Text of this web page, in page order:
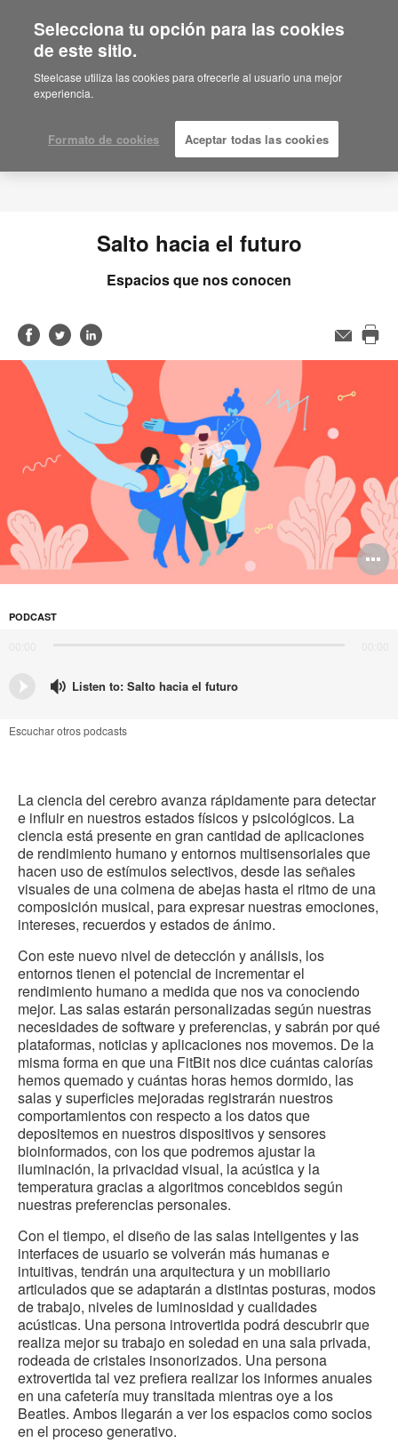
Salto hacia el futuro
Espacios que nos conocen
Compartir
en
Facebook
Compartir
en
Twitter
Compartir
en
Linked-
in
Email
PODCAST
Listen to: Salto hacia el futuro
Escuchar otros podcasts
La ciencia del cerebro avanza rápidamente para detectar
e influir en nuestros estados físicos y psicológicos. La
ciencia está presente en gran cantidad de aplicaciones
de rendimiento humano y entornos multisensoriales que
hacen uso de estímulos selectivos, desde las señales
visuales de una colmena de abejas hasta el ritmo de una
composición musical, para expresar nuestras emociones,
intereses, recuerdos y estados de ánimo.
Con este nuevo nivel de detección y análisis, los
entornos tienen el potencial de incrementar el
rendimiento humano a medida que nos va conociendo
mejor. Las salas estarán personalizadas según nuestras
necesidades de software y preferencias, y sabrán por qué
plataformas, noticias y aplicaciones nos movemos. De la
misma forma en que una FitBit nos dice cuántas calorías
hemos quemado y cuántas horas hemos dormido, las
salas y superficies mejoradas registrarán nuestros
comportamientos con respecto a los datos que
depositemos en nuestros dispositivos y sensores
bioinformados, con los que podremos ajustar la
iluminación, la privacidad visual, la acústica y la
temperatura gracias a algoritmos concebidos según
nuestras preferencias personales.
Con el tiempo, el diseño de las salas inteligentes y las
interfaces de usuario se volverán más humanas e
intuitivas, tendrán una arquitectura y un mobiliario
articulados que se adaptarán a distintas posturas, modos
de trabajo, niveles de luminosidad y cualidades
acústicas. Una persona introvertida podrá descubrir que
realiza mejor su trabajo en soledad en una sala privada,
rodeada de cristales insonorizados. Una persona
extrovertida tal vez prefiera realizar los informes anuales
en una cafetería muy transitada mientras oye a los
Beatles. Ambos llegarán a ver los espacios como socios
en el proceso generativo.
Selecciona tu opción para las cookies
de este sitio.
Steelcase utiliza las cookies para ofrecerle al usuario una mejor
experiencia.
Formato de cookies Aceptar todas las cookies